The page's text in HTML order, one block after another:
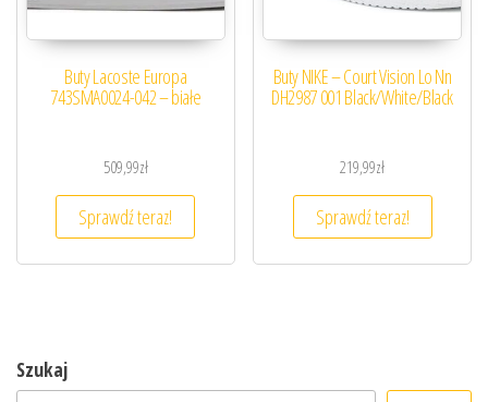
Buty Lacoste Europa
743SMA0024-042 – białe
509,99zł
Sprawdź teraz!
Buty NIKE – Court Vision Lo Nn
DH2987 001 Black/White/Black
219,99zł
Sprawdź teraz!
Szukaj